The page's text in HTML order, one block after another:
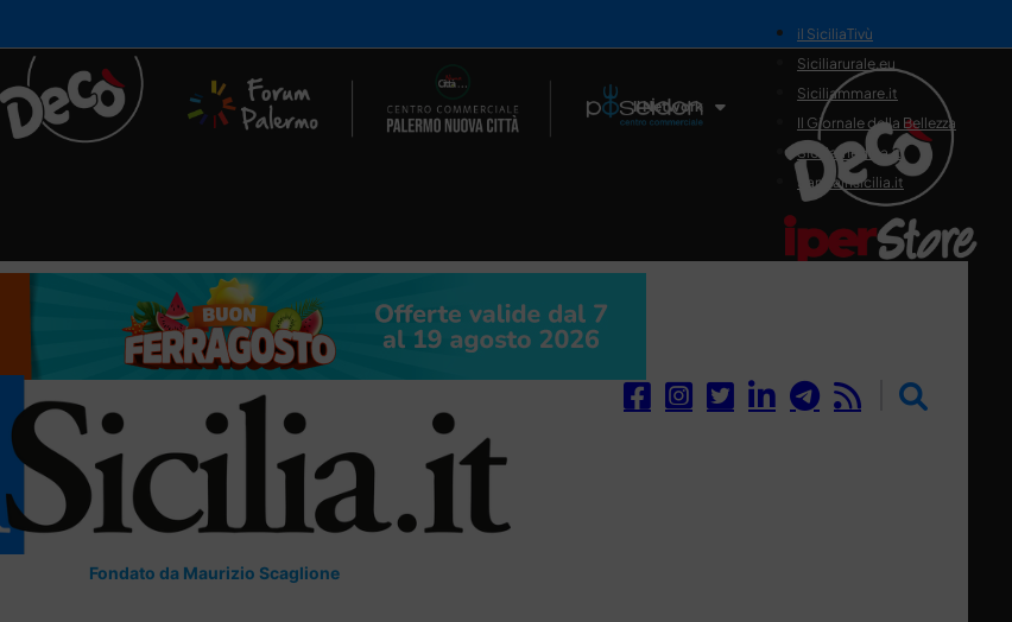
Il Network
il SiciliaTivù
Siciliarurale.eu
Siciliammare.it
Il Giornale della Bellezza
Siciliamedica.it
Sanitainsicilia.it
Fondato da Maurizio Scaglione